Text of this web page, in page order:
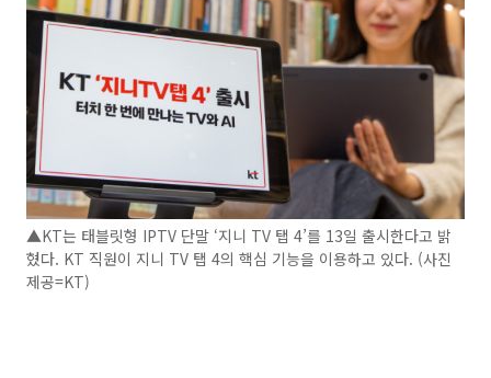
▲KT는 태블릿형 IPTV 단말 ‘지니 TV 탭 4’를 13일 출시한다고 밝
혔다. KT 직원이 지니 TV 탭 4의 핵심 기능을 이용하고 있다. (사진
제공=KT)